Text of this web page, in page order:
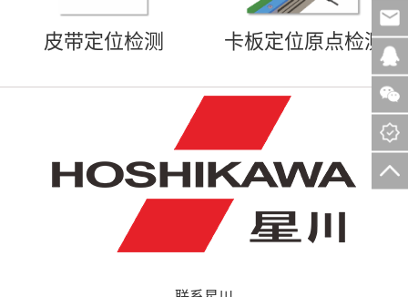
皮带定位检测 卡板定位原点检测